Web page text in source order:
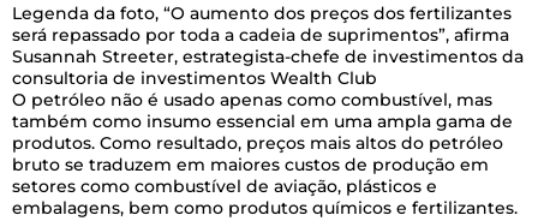
Legenda da foto, “O aumento dos preços dos fertilizantes
será repassado por toda a cadeia de suprimentos”, afirma
Susannah Streeter, estrategista-chefe de investimentos da
consultoria de investimentos Wealth Club
O petróleo não é usado apenas como combustível, mas
também como insumo essencial em uma ampla gama de
produtos. Como resultado, preços mais altos do petróleo
bruto se traduzem em maiores custos de produção em
setores como combustível de aviação, plásticos e
embalagens, bem como produtos químicos e fertilizantes.